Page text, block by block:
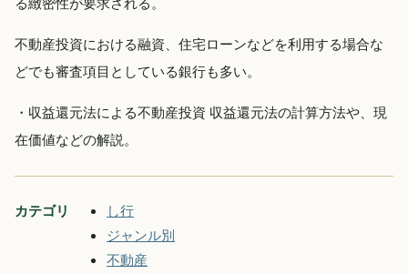
不動産投資における融資、住宅ローンなどを利用する場合な
どでも審査項目としている銀行も多い。
・収益還元法による不動産投資 収益還元法の計算方法や、現
在価値などの解説。
カテゴリ
し行
ジャンル別
不動産